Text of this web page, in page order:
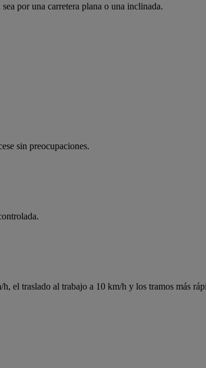
por una carretera plana o una inclinada.
sin preocupaciones.
el traslado al trabajo a 10 km/h y los tramos más